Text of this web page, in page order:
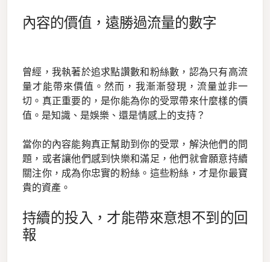
內容的價值，遠勝過流量的數字
曾經，我執著於追求點讚數和粉絲數，認為只有高流
量才能帶來價值。然而，我漸漸發現，流量並非一
切。真正重要的，是你能為你的受眾帶來什麼樣的價
值。是知識、是娛樂、還是情感上的支持？
當你的內容能夠真正幫助到你的受眾，解決他們的問
題，或者讓他們感到快樂和滿足，他們就會願意持續
關注你，成為你忠實的粉絲。這些粉絲，才是你最寶
貴的資產。
持續的投入，才能帶來意想不到的回
報